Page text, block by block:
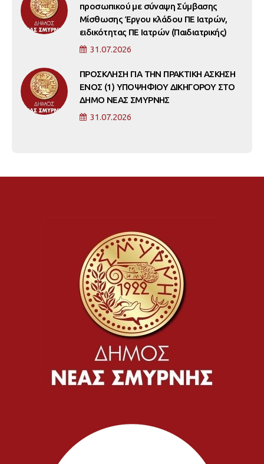
προσωπικού με σύναψη Σύμβασης
Μίσθωσης Έργου κλάδου ΠΕ Ιατρών,
ειδικότητας ΠΕ Ιατρών (Παιδιατρικής)
31.07.2026
ΠΡΟΣΚΛΗΣΗ ΓΙΑ ΤΗΝ ΠΡΑΚΤΙΚΗ ΑΣΚΗΣΗ
ΕΝΟΣ (1) ΥΠΟΨΗΦΙΟΥ ΔΙΚΗΓΟΡΟΥ ΣΤΟ
ΔΗΜΟ ΝΕΑΣ ΣΜΥΡΝΗΣ
31.07.2026